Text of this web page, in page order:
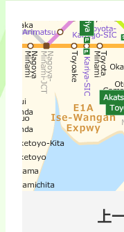
上